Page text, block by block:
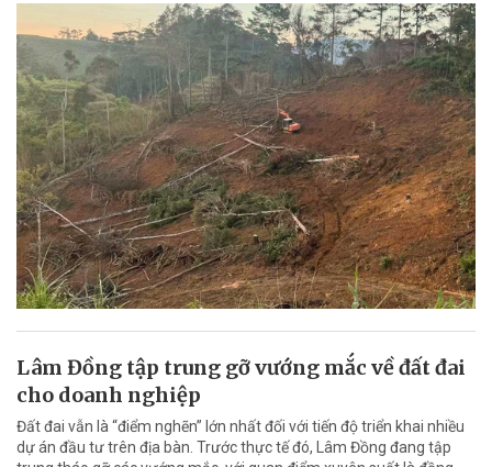
Lâm Đồng tập trung gỡ vướng mắc về đất đai
cho doanh nghiệp
Đất đai vẫn là “điểm nghẽn” lớn nhất đối với tiến độ triển khai nhiều
dự án đầu tư trên địa bàn. Trước thực tế đó, Lâm Đồng đang tập